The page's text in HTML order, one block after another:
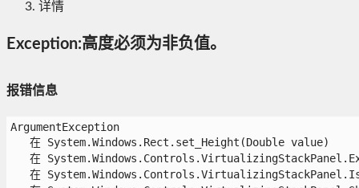
详情
Exception:高度必须为非负值。
报错信息
ArgumentException
   在 System.Windows.Rect.set_Height(Double value)
在
在